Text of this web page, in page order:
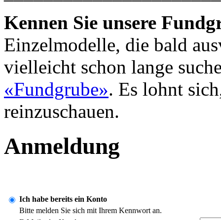
Kennen Sie unsere
Einzelmodelle, die bald
vielleicht schon lange
«Fundgrube». Es lohnt
reinzuschauen.
Anmeldung
Ich habe bereits ein Konto
Bitte melden Sie sich mit Ihrem Kennwort an.